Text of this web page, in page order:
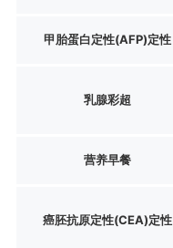
甲胎蛋白定性(AFP)定性
乳腺彩超
营养早餐
癌胚抗原定性(CEA)定性